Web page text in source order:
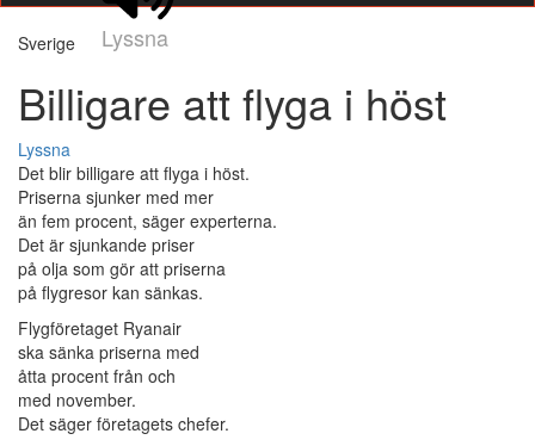
Lyssna
Sverige
Billigare att flyga i höst
Lyssna
Det blir billigare att flyga i höst.
Priserna sjunker med mer
än fem procent, säger experterna.
Det är sjunkande priser
på olja som gör att priserna
på flygresor kan sänkas.
Flygföretaget Ryanair
ska sänka priserna med
åtta procent från och
med november.
Det säger företagets chefer.